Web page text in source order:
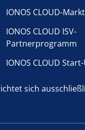
IONOS CLOUD-
IONOS CLOUD ISV-
Partnerprogramm
IONOS CLOUD
sich